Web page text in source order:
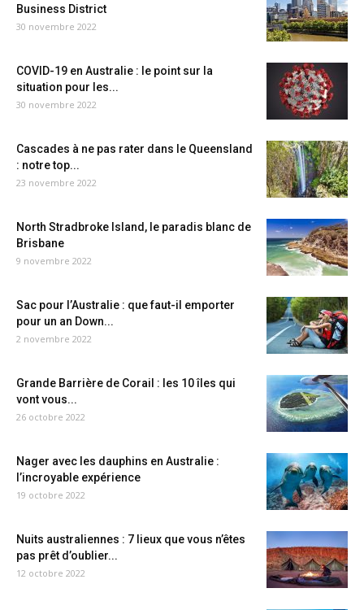
Business District
30 novembre 2022
COVID-19 en Australie : le point sur la
situation pour les...
30 novembre 2022
Cascades à ne pas rater dans le Queensland
: notre top...
23 novembre 2022
North Stradbroke Island, le paradis blanc de
Brisbane
9 novembre 2022
Sac pour l’Australie : que faut-il emporter
pour un an Down...
2 novembre 2022
Grande Barrière de Corail : les 10 îles qui
vont vous...
26 octobre 2022
Nager avec les dauphins en Australie :
l’incroyable expérience
19 octobre 2022
Nuits australiennes : 7 lieux que vous n’êtes
pas prêt d’oublier...
12 octobre 2022